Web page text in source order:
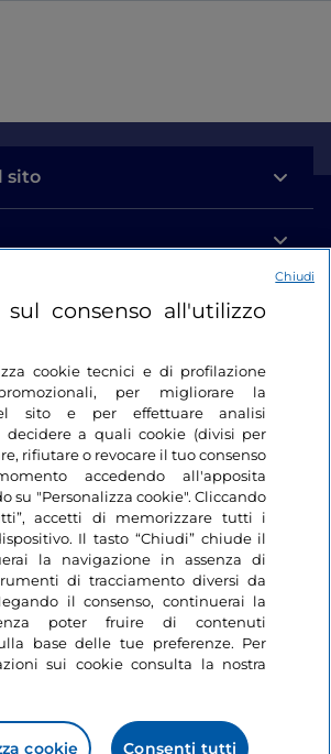
sito
sul consenso all'utilizzo
cookie tecnici e di profilazione
per migliorare la
sito e per effettuare analisi
decidere a quali cookie (divisi per
rifiutare o revocare il tuo consenso
accedendo all'apposita
su "Personalizza cookie". Cliccando
accetti di memorizzare tutti i
Il tasto “Chiudi” chiude il
la navigazione in assenza di
di tracciamento diversi da
il consenso, continuerai la
poter fruire di contenuti
base delle tue preferenze. Per
sui cookie consulta la nostra
cookie Consenti tutti
Chiudi